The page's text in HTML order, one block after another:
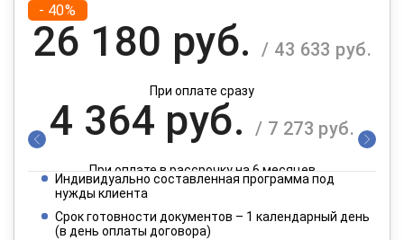
- 40%
26 180 руб. / 43 633 руб.
При оплате сразу
4 364 руб. / 7 273 руб.
При оплате в рассрочку на 6 месяцев
2 182 руб. / 3 637 руб.
Индивидуально составленная программа под
нужды клиента
Срок готовности документов – 1 календарный день
(в день оплаты договора)